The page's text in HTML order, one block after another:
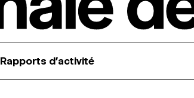
Rapports d’activité